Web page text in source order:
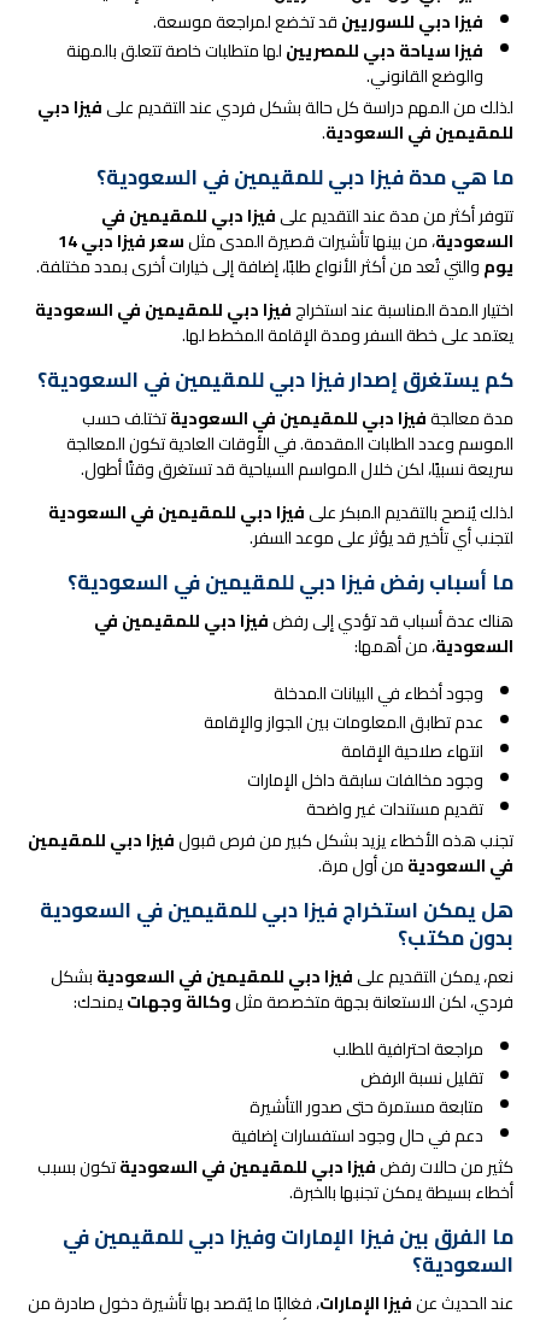
فيزا دبي للسوريينقد تخضع لمراجعة موسعة.
فيزا سياحة دبي للمصريينلها متطلبات خاصة تتعلق بالمهنة
والوضع القانوني.
لذلك من المهم دراسة كل حالة بشكل فردي عند التقديم علىفيزا دبي
للمقيمين في السعودية.
ما هي مدة فيزا دبي للمقيمين في السعودية؟
تتوفر أكثر من مدة عند التقديم علىفيزا دبي للمقيمين في
السعودية، من بينها تأشيرات قصيرة المدى مثل
سعر فيزا دبي 14
يوموالتي تُعد من أكثر الأنواع طلبًا، إضافة إلى خيارات أخرى بمدد مختلفة.
اختيار المدة المناسبة عند استخراجفيزا دبي للمقيمين في السعودية
يعتمد على خطة السفر ومدة الإقامة المخطط لها.
كم يستغرق إصدار فيزا دبي للمقيمين في السعودية؟
مدة معالجةفيزا دبي للمقيمين في السعوديةتختلف حسب
الموسم وعدد الطلبات المقدمة. في الأوقات العادية تكون المعالجة
سريعة نسبيًا، لكن خلال المواسم السياحية قد تستغرق وقتًا أطول.
لذلك يُنصح بالتقديم المبكر علىفيزا دبي للمقيمين في السعودية
لتجنب أي تأخير قد يؤثر على موعد السفر.
ما أسباب رفض فيزا دبي للمقيمين في السعودية؟
هناك عدة أسباب قد تؤدي إلى رفضفيزا دبي للمقيمين في
السعودية، من أهمها:
وجود أخطاء في البيانات المدخلة
عدم تطابق المعلومات بين الجواز والإقامة
انتهاء صلاحية الإقامة
وجود مخالفات سابقة داخل الإمارات
تقديم مستندات غير واضحة
تجنب هذه الأخطاء يزيد بشكل كبير من فرص قبولفيزا دبي للمقيمين
في السعوديةمن أول مرة.
هل يمكن استخراج فيزا دبي للمقيمين في السعودية
بدون مكتب؟
نعم، يمكن التقديم علىفيزا دبي للمقيمين في السعوديةبشكل
فردي، لكن الاستعانة بجهة متخصصة مثلوكالة وجهاتيمنحك:
مراجعة احترافية للطلب
تقليل نسبة الرفض
متابعة مستمرة حتى صدور التأشيرة
دعم في حال وجود استفسارات إضافية
كثير من حالات رفضفيزا دبي للمقيمين في السعوديةتكون بسبب
أخطاء بسيطة يمكن تجنبها بالخبرة.
ما الفرق بين فيزا الإمارات وفيزا دبي للمقيمين في
السعودية؟
عند الحديث عنفيزا الإمارات، فغالبًا ما يُقصد بها تأشيرة دخول صادرة من